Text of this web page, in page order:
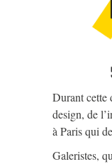
Durant cette
design, de
à Paris qui
Galeristes,